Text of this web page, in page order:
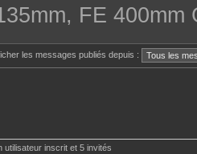
FE 400mm
les messages publiés depuis :
utilisateur inscrit et 5 invités